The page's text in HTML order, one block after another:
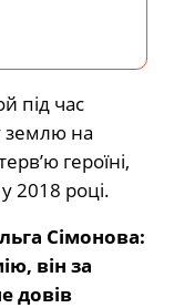
під час
землю на
героїні,
2018 році.
Cімонова:
він за
довів